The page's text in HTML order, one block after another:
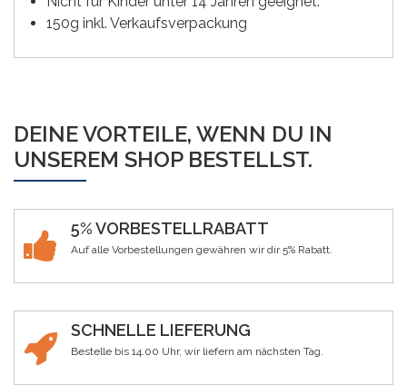
150g inkl. Verkaufsverpackung
DEINE VORTEILE, WENN DU IN
UNSEREM SHOP BESTELLST.
5% VORBESTELLRABATT
Auf alle Vorbestellungen gewähren wir dir 5% Rabatt.
SCHNELLE LIEFERUNG
Bestelle bis 14.00 Uhr, wir liefern am nächsten Tag.